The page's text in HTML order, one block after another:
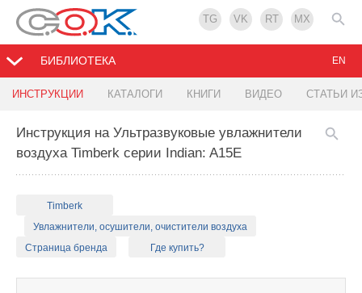
TG VK RT MX
БИБЛИОТЕКА
ИНСТРУКЦИИ КАТАЛОГИ КНИГИ ВИДЕО СТАТЬИ
EN
Инструкция на Ультразвуковые увлажнители
воздуха Timberk серии Indian: A15E
Timberk
Увлажнители, осушители, очистители воздуха
Страница бренда
Где купить?